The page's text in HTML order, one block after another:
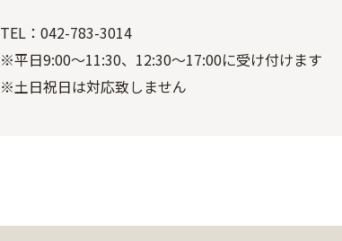
TEL：042-783-3014
※平日9:00～11:30、12:30～17:00に受け付けます
※土日祝日は対応致しません